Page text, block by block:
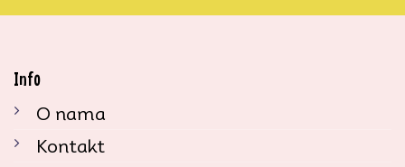
Info
O nama
Kontakt